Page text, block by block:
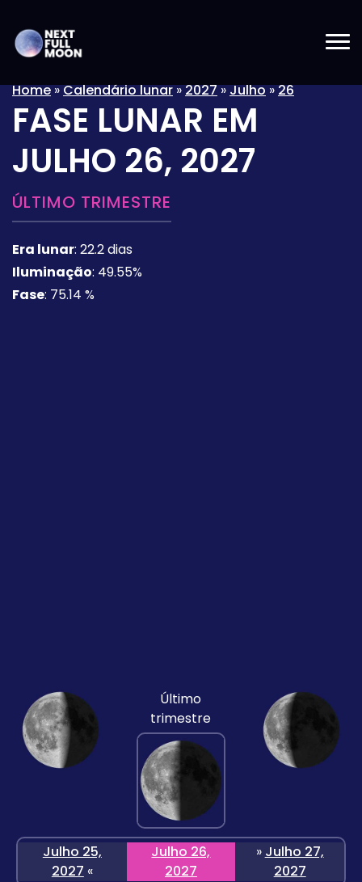
Home»Calendário lunar»2027»Julho»26
FASE LUNAR EM
JULHO 26, 2027
ÚLTIMO TRIMESTRE
Era lunar: 22.2 dias
Iluminação: 49.55%
Fase: 75.14 %
Último
trimestre
Julho 25,
2027 «
Julho 26,
2027
» Julho 27,
2027